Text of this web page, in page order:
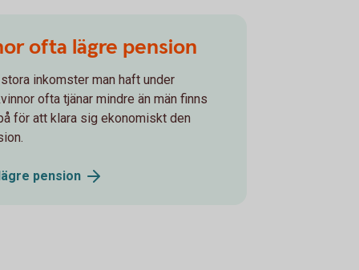
ofta lägre pension
inkomster man haft under
ofta tjänar mindre än män finns
för att klara sig ekonomiskt den
pension